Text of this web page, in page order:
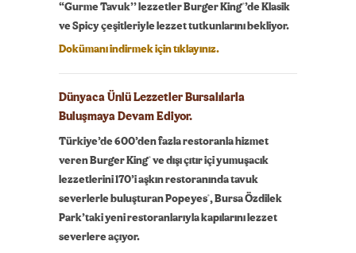
“Gurme Tavuk’’ lezzetler Burger King®’de Klasik
ve Spicy çeşitleriyle lezzet tutkunlarını bekliyor.
Dokümanı indirmek için tıklayınız.
Dünyaca Ünlü Lezzetler Bursalılarla
Buluşmaya Devam Ediyor.
Türkiye’de 600’den fazla restoranla hizmet
veren Burger King® ve dışı çıtır içi yumuşacık
lezzetlerini 170’i aşkın restoranında tavuk
severlerle buluşturan Popeyes®, Bursa Özdilek
Park’taki yeni restoranlarıyla kapılarını lezzet
severlere açıyor.